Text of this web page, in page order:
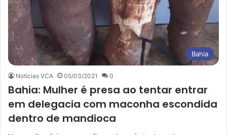
Bahia
Notícias VCA 05/03/2021 0
Bahia: Mulher é presa ao tentar entrar
em delegacia com maconha escondida
dentro de mandioca